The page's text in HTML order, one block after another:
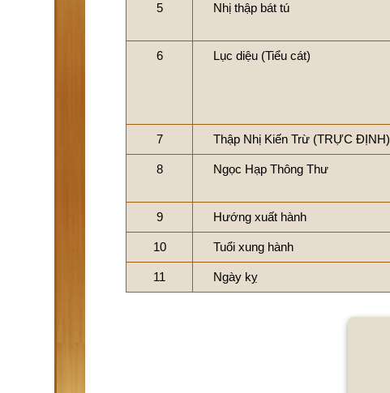
5 Nhị thập bát tú
6 Lục diệu (Tiểu cát)
7 Thập Nhị Kiến Trừ (TRỰC ĐỊNH)
8 Ngọc Hạp Thông Thư
9 Hướng xuất hành
10 Tuổi xung hành
11 Ngày kỵ